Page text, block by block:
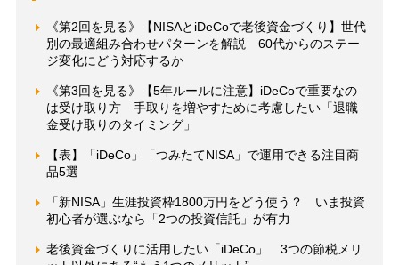
《第2回を見る》【NISAとiDeCoで老後資金づくり】世代
別の最適組み合わせパターンを解説 60代からのステー
ジ変化にどう対応するか
《第3回を見る》【5年ルールに注意】iDeCoで重要なの
は受け取り方 手取りを増やすために考慮したい「退職
金受け取りのタイミング」
【表】「iDeCo」「つみたてNISA」で運用できる注目商
品5選
「新NISA」生涯投資枠1800万円をどう使う？ いま投資
初心者が選ぶなら「2つの投資信託」が有力
老後資金づくりに活用したい「iDeCo」 3つの節税メリ